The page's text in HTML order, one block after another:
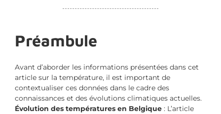
Préambule
Avant d’aborder les informations présentées dans cet
article sur la température, il est important de
contextualiser ces données dans le cadre des
connaissances et des évolutions climatiques actuelles.
Évolution des températures en Belgique : L’article